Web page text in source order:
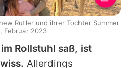
Rollstuhl saß, ist
Allerdings
Rutler und ihrer Tochter Summer
Februar 2023